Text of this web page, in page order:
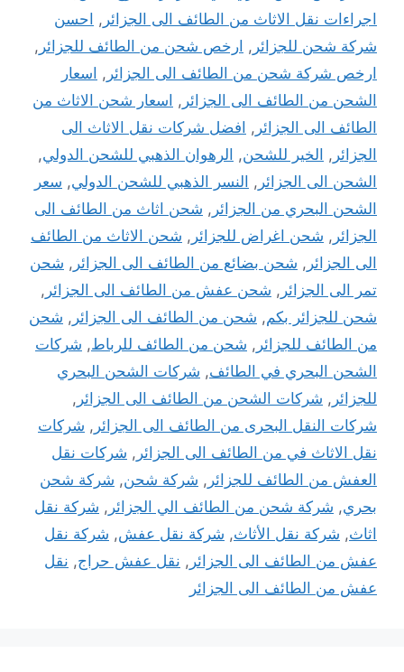
اجراءات نقل الاثاث من الطائف الى الجزائر , احسن
شركة شحن للجزائر , ارخص شحن من الطائف للجزائر ,
ارخص شركة شحن من الطائف الى الجزائر , اسعار
الشحن من الطائف الى الجزائر , اسعار شحن الاثاث من
الطائف الى الجزائر , افضل شركات نقل الاثاث الى
الجزائر , الخير للشحن, الرهوان الذهبي للشحن الدولي,
الشحن الى الجزائر , النسر الذهبي للشحن الدولي, سعر
الشحن البحري من الجزائر , شحن اثاث من الطائف الى
الجزائر , شحن اغراض للجزائر , شحن الاثاث من الطائف
الى الجزائر , شحن بضائع من الطائف الى الجزائر , شحن
تمر الى الجزائر , شحن عفش من الطائف الى الجزائر ,
شحن للجزائر بكم, شحن من الطائف الى الجزائر , شحن
من الطائف للجزائر , شحن من الطائف للرباط, شركات
الشحن البحري في الطائف, شركات الشحن البحري
للجزائر , شركات الشحن من الطائف الى الجزائر ,
شركات النقل البحرى من الطائف الى الجزائر , شركات
نقل الاثاث في من الطائف الى الجزائر , شركات نقل
العفش من الطائف للجزائر , شركة شحن, شركة شحن
بحري, شركة شحن من الطائف الي الجزائر , شركة نقل
اثاث, شركة نقل الأثاث, شركة نقل عفش, شركة نقل
عفش من الطائف الى الجزائر , نقل عفش حراج, نقل
عفش من الطائف الى الجزائر